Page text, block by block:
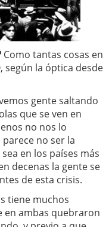
Como tantas cosas en
según la óptica desde
gente saltando
que se ven en
no nos lo
no ser la
en los países más
decenas la gente se
de esta crisis.
tiene muchos
en ambas quebraron